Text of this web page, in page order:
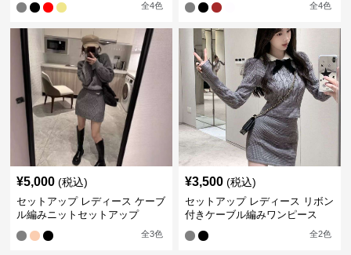
全4色 全4色
¥5,000 (税込)
セットアップ レディース ケーブ
ル編みニットセットアップ
全3色
¥3,500 (税込)
セットアップ レディース リボン
付きケーブル編みワンピース
全2色